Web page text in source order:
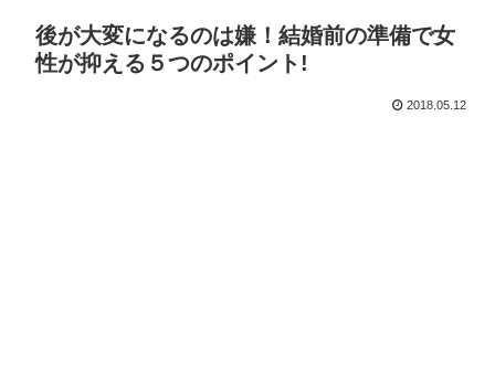
後が大変になるのは嫌！結婚前の準備で女
性が抑える５つのポイント!
2018.05.12